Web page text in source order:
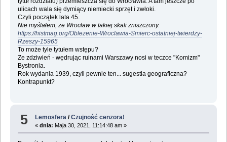
ulicach wala się dymiący niemiecki sprzęt i zwłoki.
Czyli początek lata 45.
Nie myślałem, że Wrocław w takiej skali zniszczony.
https://histmag.org/Oblezenie-Wroclawia-Smierc-ostatniej-twierdzy-
Rzeszy-15965
To może tyle tytułem wstępu?
Ze zdziwień - wędrując ruinami Warszawy nosi w teczce "Komizm"
Bystronia.
Rok wydania 1939, czyli pewnie ten... sugestia geograficzna?
Kontrapunkt?
5 Lemosfera /Czujność cenzora!
«dnia: Maja 30, 2021, 11:14:48 am »